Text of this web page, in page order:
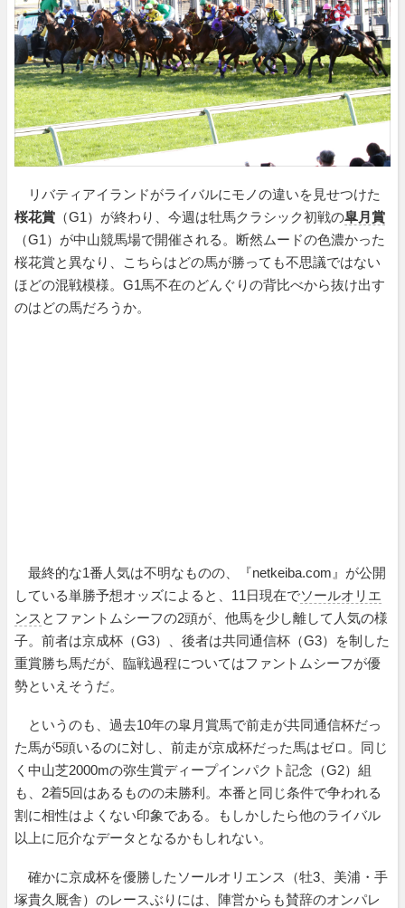
リバティアイランドがライバルにモノの違いを見せつけた
桜花賞 （G1）が終わり、今週は牡馬クラシック初戦の皐月賞
（G1）が中山競馬場で開催される。断然ムードの色濃かった
桜花賞と異なり、こちらはどの馬が勝っても不思議ではない
ほどの混戦模様。G1馬不在のどんぐりの背比べから抜け出す
のはどの馬だろうか。
最終的な1番人気は不明なものの、『netkeiba.com』が公開
している単勝予想オッズによると、11日現在でソールオリエ
ンス とファントムシーフの2頭が、他馬を少し離して人気の様
子。前者は京成杯（G3）、後者は共同通信杯（G3）を制した
重賞勝ち馬だが、臨戦過程についてはファントムシーフが優
勢といえそうだ。
というのも、過去10年の皐月賞馬で前走が共同通信杯だっ
た馬が5頭いるのに対し、前走が京成杯だった馬はゼロ。同じ
く中山芝2000mの弥生賞ディープインパクト記念（G2）組
も、2着5回はあるものの未勝利。本番と同じ条件で争われる
割に相性はよくない印象である。もしかしたら他のライバル
以上に厄介なデータとなるかもしれない。
確かに京成杯を優勝したソールオリエンス（牡3、美浦・手
塚貴久厩舎）のレースぶりには、陣営からも賛辞のオンパレ